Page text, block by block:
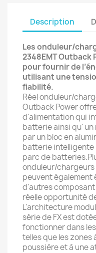
Description
Les onduleur/
2348EMT
pour fournir de
utilisant une
fiabilité.
Réel onduleur/
Outback Power
d'alimentation qui
batterie ainsi qu'
par un bloc en
batterie intelligente
parc de
onduleur/chargeurs
peuvent également
d'autres
réelle opportunité
L'architecture
série de FX est
fonctionner dans
telles que les
poussière et à une